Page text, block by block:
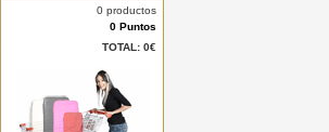
0 productos
0 Puntos
TOTAL: 0€